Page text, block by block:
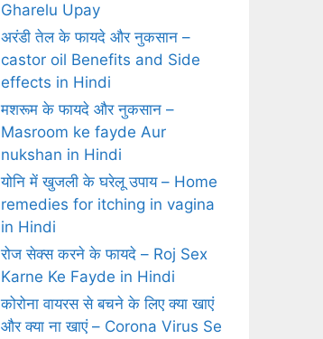
Gharelu Upay
अरंडी तेल के फायदे और नुकसान –
castor oil Benefits and Side
effects in Hindi
मशरूम के फायदे और नुकसान –
Masroom ke fayde Aur
nukshan in Hindi
योनि में खुजली के घरेलू उपाय – Home
remedies for itching in vagina
in Hindi
रोज सेक्‍स करने के फायदे – Roj Sex
Karne Ke Fayde in Hindi
कोरोना वायरस से बचने के लिए क्या खाएं
और क्या ना खाएं – Corona Virus Se